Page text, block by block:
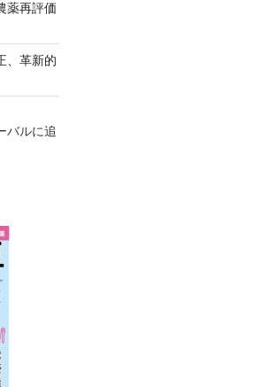
薬再評価
、革新的
バルに追